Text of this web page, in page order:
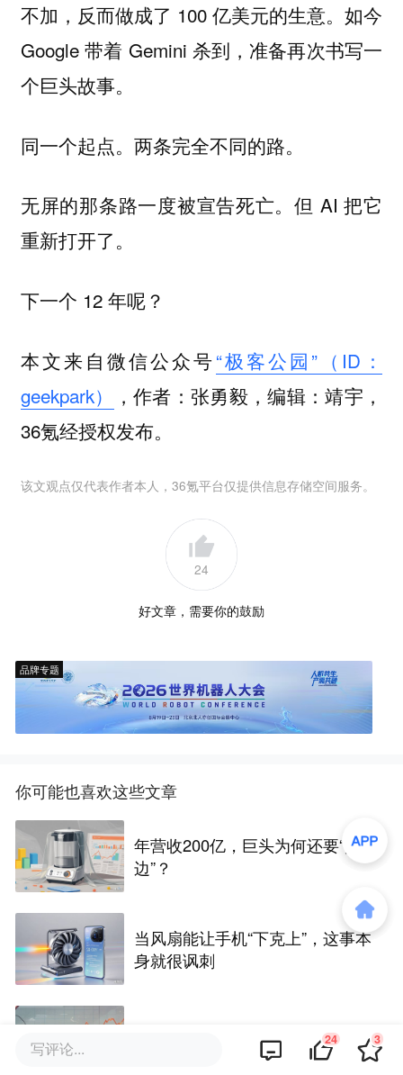
不加，反而做成了 100 亿美元的生意。如今
Google 带着 Gemini 杀到，准备再次书写一
个巨头故事。
同一个起点。两条完全不同的路。
无屏的那条路一度被宣告死亡。但 AI 把它
重新打开了。
下一个 12 年呢？
本文来自微信公众号“极客公园”（ID：
geekpark）
，作者：张勇毅，编辑：靖宇，
36氪经授权发布。
该文观点仅代表作者本人，36氪平台仅提供信息存储空间服务。
24
好文章，需要你的鼓励
品牌专题
你可能也喜欢这些文章
年营收200亿，巨头为何还要“擦
边”？
当风扇能让手机“下克上”，这事本
身就很讽刺
这届大学新生，快买不起电脑了
写评论... 24 3